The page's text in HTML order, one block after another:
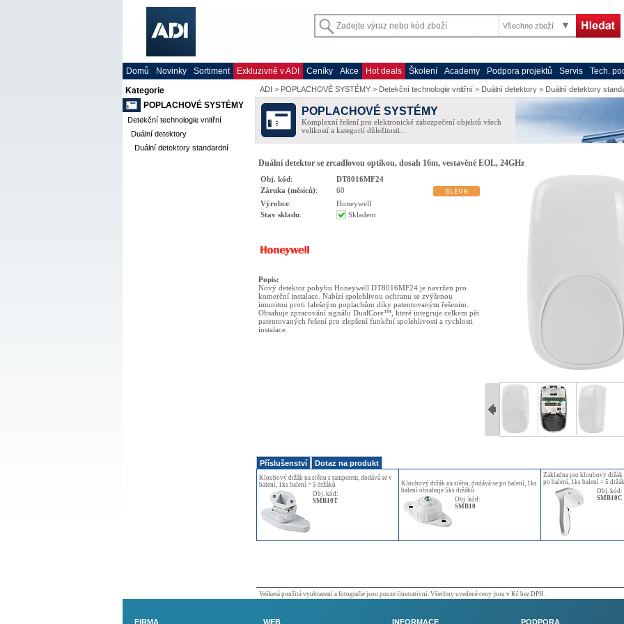
Všechno zboží
Domů Novinky Sortiment Exkluzivně v ADI Ceníky Akce Hot deals Školení Academy Podpora projektů Servis Tech.
Kategorie
POPLACHOVÉ SYSTÉMY
Detekční technologie vnitřní
Duální detektory
Duální detektory standardní
ADI > POPLACHOVÉ SYSTÉMY> Detekční technologie vnitřní> Duální detektory> Duální detektory
POPLACHOVÉ SYSTÉMY
Komplexní řešení pro elektronické zabezpečení objektů všech
velikostí a kategorií důležitosti...
Duální detektor se zrcadlovou optikou, dosah 16m, vestavěné EOL, 24GHz
Obj. kód:
DT8016MF24
Záruka (měsíců):
60
Výrobce:
Honeywell
Stav skladu: Skladem
Popis:
Nový detektor pohybu Honeywell DT8016MF24 je navržen pro
komerční instalace. Nabízí spolehlivou ochranu se zvýšenou
imunitou proti falešným poplachům díky patentovaným řešením.
Obsahuje zpracování signálu DualCore™, které integruje celkem pět
patentovaných řešení pro zlepšení funkční spolehlivosti a rychlosti
instalace.
Příslušenství Dotaz na produkt
Kloubový držák na stěnu s tamperem, dodává se v
balení, 1ks balení = 5 držáků
Obj. kód:
SMB10T
Kloubový držák na stěnu, dodává se po balení, 1ks
balení obsahuje 5ks držáků
Obj. kód:
SMB10
Základna pro kloubový držák
po balení, 1ks balení = 5
Obj. kód:
SMB10C
Veškerá použitá vyobrazení a fotografie jsou pouze ilustrativní. Všechny uvedené ceny jsou v Kč bez DPH.
FIRMA WEB INFORMACE PODPORA